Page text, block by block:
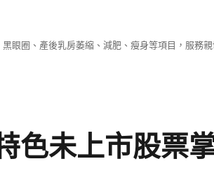
眼圈、產後乳房萎縮、減肥、瘦身等項目，服務
色未上市股票